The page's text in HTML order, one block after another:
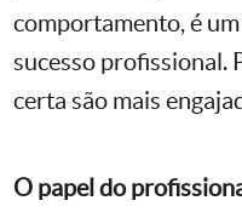
comportamento, é
sucesso profissional.
certa são mais
O papel do